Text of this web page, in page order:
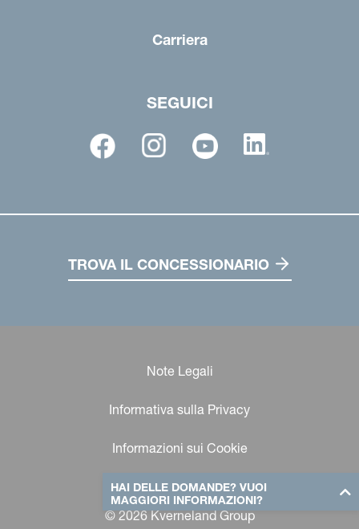
HAI DELLE DOMANDE? VUOI
MAGGIORI INFORMAZIONI?
Carriera
SEGUICI
TROVA IL CONCESSIONARIO
Note Legali
Informativa sulla Privacy
Informazioni sui Cookie
© 2026 Kverneland Group